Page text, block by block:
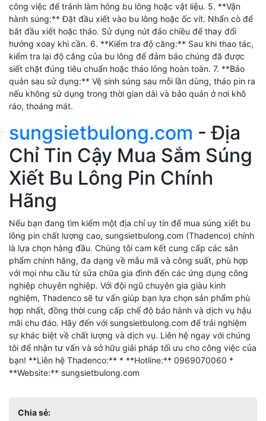
công việc để tránh làm hỏng bu lông hoặc vật liệu. 5. **Vận
hành súng:** Đặt đầu xiết vào bu lông hoặc ốc vít. Nhấn cò để
bắt đầu xiết hoặc tháo. Sử dụng nút đảo chiều để thay đổi
hướng xoay khi cần. 6. **Kiểm tra độ căng:** Sau khi thao tác,
kiểm tra lại độ căng của bu lông để đảm bảo chúng đã được
siết chặt đúng tiêu chuẩn hoặc tháo lỏng hoàn toàn. 7. **Bảo
quản sau sử dụng:** Vệ sinh súng sau mỗi lần dùng, tháo pin ra
nếu không sử dụng trong thời gian dài và bảo quản ở nơi khô
ráo, thoáng mát.
sungsietbulong.com - Địa
Chỉ Tin Cậy Mua Sắm Súng
Xiết Bu Lông Pin Chính
Hãng
Nếu bạn đang tìm kiếm một địa chỉ uy tín để mua súng xiết bu
lông pin chất lượng cao, sungsietbulong.com (Thadenco) chính
là lựa chọn hàng đầu. Chúng tôi cam kết cung cấp các sản
phẩm chính hãng, đa dạng về mẫu mã và công suất, phù hợp
với mọi nhu cầu từ sửa chữa gia đình đến các ứng dụng công
nghiệp chuyên nghiệp. Với đội ngũ chuyên gia giàu kinh
nghiệm, Thadenco sẽ tư vấn giúp bạn lựa chọn sản phẩm phù
hợp nhất, đồng thời cung cấp chế độ bảo hành và dịch vụ hậu
mãi chu đáo. Hãy đến với sungsietbulong.com để trải nghiệm
sự khác biệt về chất lượng và dịch vụ. Liên hệ ngay với chúng
tôi để nhận tư vấn và sở hữu giải pháp tối ưu cho công việc của
bạn! **Liên hệ Thadenco:** * **Hotline:** 0969070060 *
**Website:** sungsietbulong.com
Chia sẻ: